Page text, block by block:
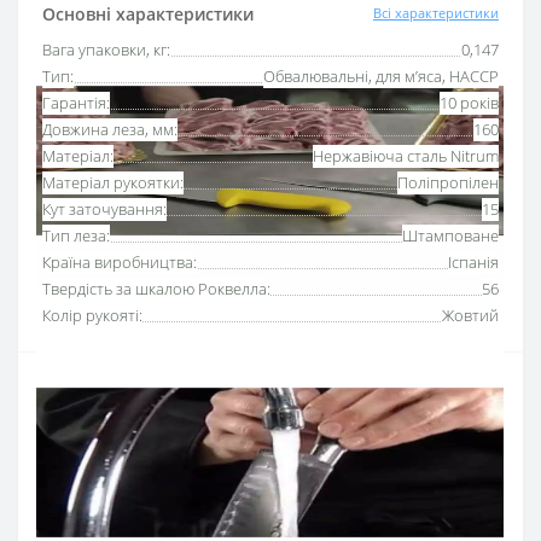
Основні характеристики Всі характеристики
Вага упаковки, кг:
0,147
Тип:
Обвалювальні, для м’яса, HACCP
Гарантія:
10 років
Довжина леза, мм:
160
Матеріал:
Нержавіюча сталь Nitrum
Матеріал рукоятки:
Поліпропілен
Кут заточування:
15
Тип леза:
Штамповане
Країна виробництва:
Іспанія
Твердість за шкалою Роквелла:
56
Колір рукояті:
Жовтий
Ніж для обвалки м’яса 160 мм серії «2900» Аркос з
рукояткою жовтого кольорувикористовують для
відділення м'яса від кісток та хрящів.
Серію професійних ножів Аркос «2900» розробили для
інтенсивного використання на кухнях ресторанів та
харчових виробництв.